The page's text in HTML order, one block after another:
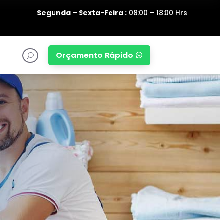
Segunda – Sexta-Feira :08:00 – 18:00 Hrs
U Orçamento Rápido 